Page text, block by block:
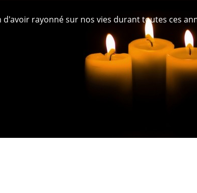
d'avoir rayonné sur nos vies durant toutes ces